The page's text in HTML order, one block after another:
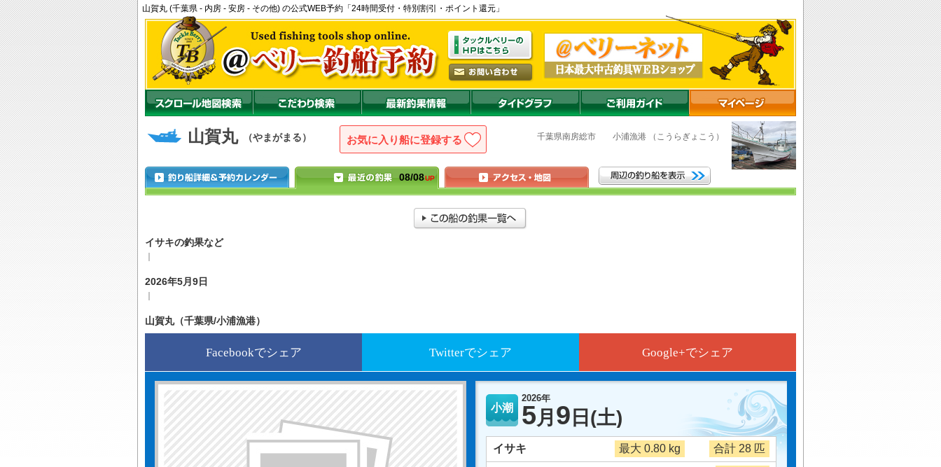
山賀丸 (千葉県 - 内房 - 安房 - その他) の公式WEB予約「24時間受付・特別割引・ポイント還元」
山賀丸 （やまがまる） お気に入り船に登録 千葉県南房総市 小浦漁港 （こうらぎょこう）
08/08UP
イサキの釣果など
2026年5月9日
山賀丸（千葉県/小浦漁港）
Facebookでシェア Twitterでシェア Google+でシェア
小潮
2026年
5月 9 日 (土)
イサキ 最大 0.80 kg 合計 28 匹